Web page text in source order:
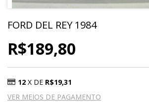
FORD DEL REY 1984
R$189,80
12 X DE R$19,31
VER MEIOS DE PAGAMENTO